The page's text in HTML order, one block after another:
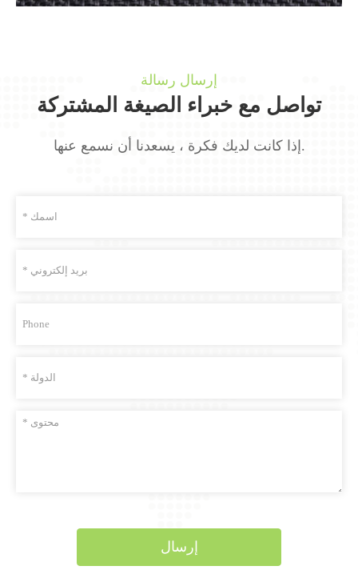
إرسال رسالة
تواصل مع خبراء الصيغة المشتركة
إذا كانت لديك فكرة ، يسعدنا أن نسمع عنها.
إرسال